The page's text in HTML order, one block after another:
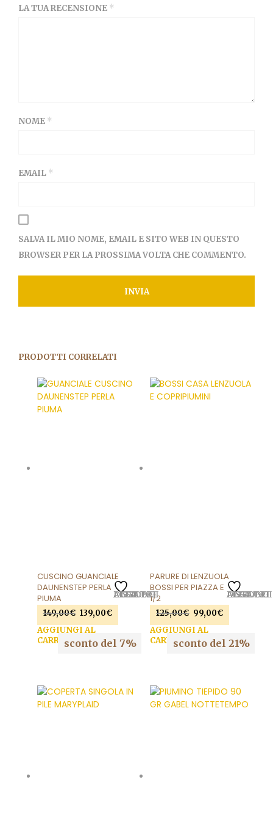
LA TUA RECENSIONE *
NOME *
EMAIL *
SALVA IL MIO NOME, EMAIL E SITO WEB IN QUESTO
BROWSER PER LA PROSSIMA VOLTA CHE COMMENTO.
PRODOTTI CORRELATI
AGGIUNGI ALLA LISTA DEI DESIDERI
CUSCINO GUANCIALE
DAUNENSTEP PERLA
PIUMA
149,00€ Il
prezzo
originale
era:
139,00€Il
prezzo
è:
AGGIUNGI AL
CARRELLOsconto del 7%
AGGIUNGI ALLA LISTA DEI DESIDERI
PARURE DI LENZUOLA
BOSSI PER PIAZZA E
1/2
125,00€ Il
prezzo
originale
era:
99,00€Il
prezzo
è:
AGGIUNGI AL
CARRELLOsconto del 21%